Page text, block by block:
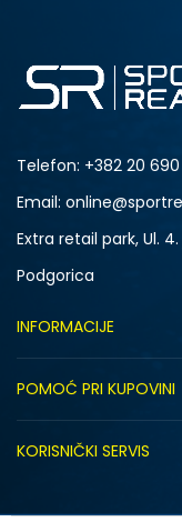
Telefon: +382 20
Email:
Extra retail park, Ul.
Podgorica
INFORMACIJE
Zapošljavanje
Sindikalna prodaja
POMOĆ PRI KUPOVINI
Kako kupiti
KORISNIČKI SERVIS